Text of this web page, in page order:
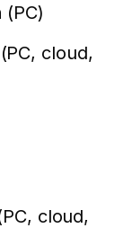
(PC)
(PC, cloud,
cloud,